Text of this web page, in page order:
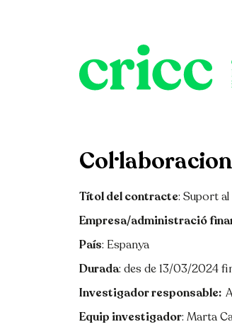
Vés al contingut
Títol del contracte: Suport
Empresa/administració
País: Espanya
Durada: des de 13/03/2024
Investigador responsable:
Equip investigador: Marta